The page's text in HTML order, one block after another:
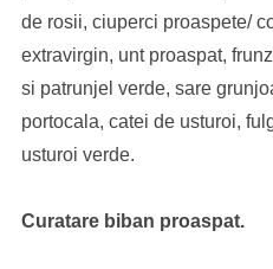
de rosii, ciuperci proaspete/
extravirgin, unt proaspat,
si patrunjel verde, sare
portocala, catei de usturoi,
usturoi verde.
Curatare biban proaspat.